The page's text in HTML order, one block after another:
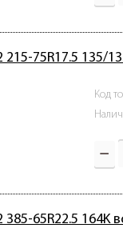
75R17.5 135/
Код
65R22.5 164K